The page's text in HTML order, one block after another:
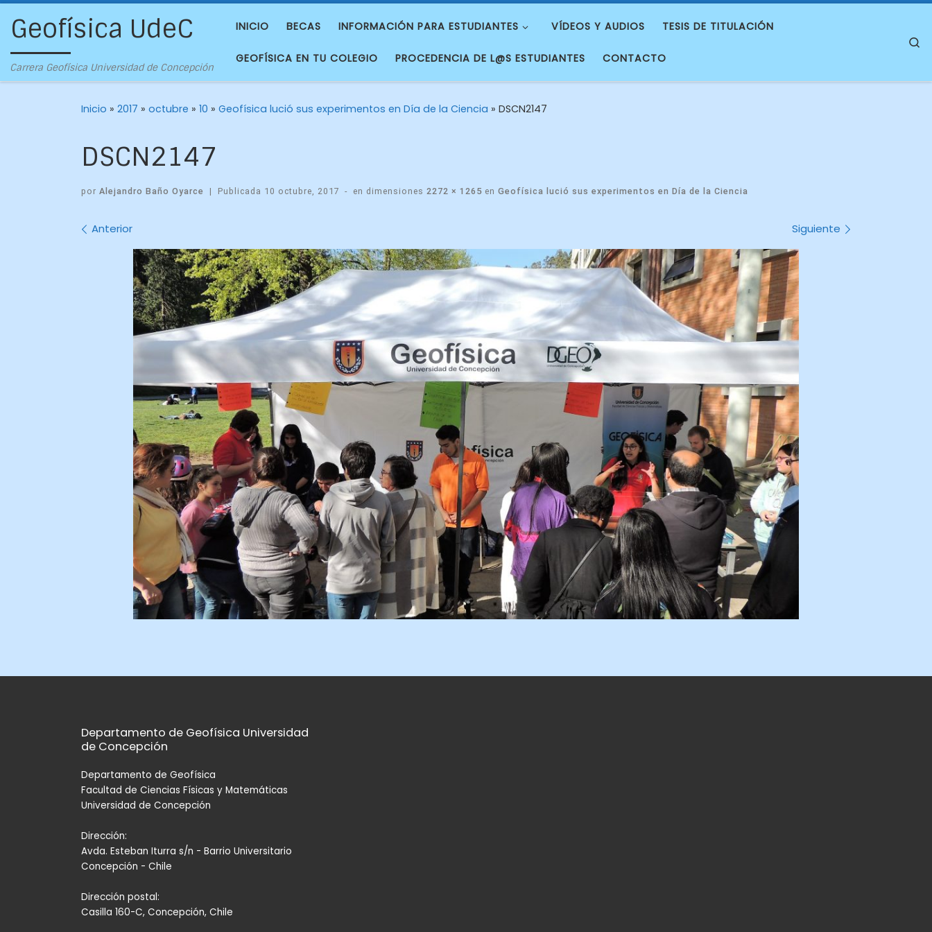
Geofísica UdeC
Carrera Geofísica Universidad de Concepción
INICIO BECAS INFORMACIÓN PARA ESTUDIANTES VÍDEOS Y AUDIOS TESIS DE TITULACIÓN
GEOFÍSICA EN TU COLEGIO PROCEDENCIA DE L@S ESTUDIANTES CONTACTO
Inicio » 2017 » octubre » 10 » Geofísica lució sus experimentos en Día de la Ciencia » DSCN2147
DSCN2147
por Alejandro Baño Oyarce | Publicada 10 octubre, 2017 - en dimensiones 2272 × 1265 en Geofísica lució sus experimentos en Día de la Ciencia
Navegación
imágenes
Anterior Siguiente
Departamento de Geofísica Universidad
de Concepción
Departamento de Geofísica
Facultad de Ciencias Físicas y Matemáticas
Universidad de Concepción
Dirección:
Avda. Esteban Iturra s/n - Barrio Universitario
Concepción - Chile
Dirección postal:
Casilla 160-C, Concepción, Chile